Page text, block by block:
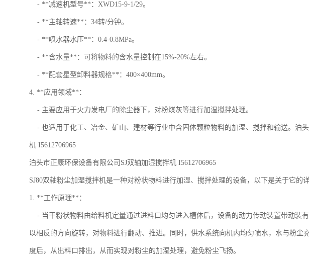
- **减速机型号**：XWD15-9-1/29。
- **主轴转速**：34转/分钟。
- **喷水器水压**：0.4-0.8MPa。
- **含水量**：可将物料的含水量控制在15%-20%左右。
- **配套星型卸料器规格**：400×400mm。
4. **应用领域**：
- 主要应用于火力发电厂的除尘器下，对粉煤灰等进行加湿搅拌处理。
- 也适用于化工、冶金、矿山、建材等行业中含固体颗粒物料的加湿、搅拌和输送。泊
机 I5612706965
泊头市正康环保设备有限公司SJ双轴加湿搅拌机 I5612706965
SJ80双轴粉尘加湿搅拌机是一种对粉状物料进行加湿、搅拌处理的设备，以下是关于它的详
1. **工作原理**：
- 当干粉状物料由给料机定量通过进料口均匀进入槽体后，设备的动力传动装置带动装
以相反的方向旋转，对物料进行翻动、推进。同时，供水系统向机内均匀喷水，水与粉尘
度后，从出料口排出，从而实现对粉尘的加湿处理，避免粉尘飞扬。